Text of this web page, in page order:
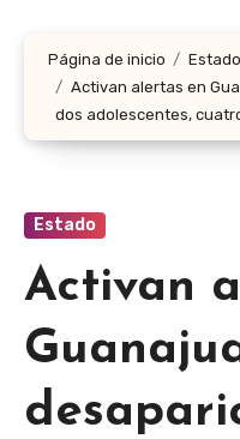
Página de inicio
Estado
Activan alertas en
dos adolescentes,
Estado
Activan